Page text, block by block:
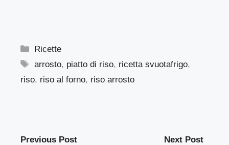
Categorie
Ricette
Tag
arrosto, piatto di riso, ricetta svuotafrigo,
riso, riso al forno, riso arrosto
Previous Post Next Post